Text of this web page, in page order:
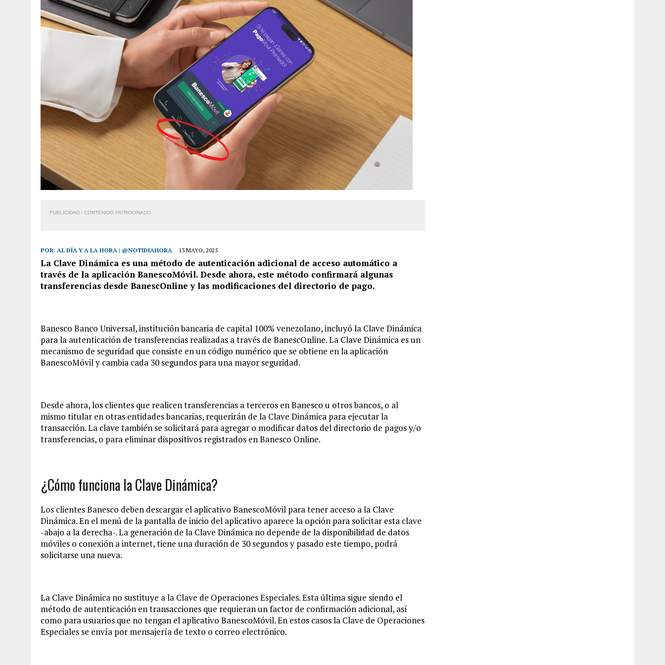
PUBLICIDAD / CONTENIDO PATROCINADO
POR: AL DÍA Y A LA HORA | @NOTIDIAHORA 13 MAYO, 2025
La Clave Dinámica es una método de autenticación adicional de acceso automático a
través de la aplicación BanescoMóvil. Desde ahora, este método confirmará algunas
transferencias desde BanescOnline y las modificaciones del directorio de pago.
Banesco Banco Universal, institución bancaria de capital 100% venezolano, incluyó la Clave Dinámica
para la autenticación de transferencias realizadas a través de BanescOnline. La Clave Dinámica es un
mecanismo de seguridad que consiste en un código numérico que se obtiene en la aplicación
BanescoMóvil y cambia cada 30 segundos para una mayor seguridad.
Desde ahora, los clientes que realicen transferencias a terceros en Banesco u otros bancos, o al
mismo titular en otras entidades bancarias, requerirán de la Clave Dinámica para ejecutar la
transacción. La clave también se solicitará para agregar o modificar datos del directorio de pagos y/o
transferencias, o para eliminar dispositivos registrados en Banesco Online.
¿Cómo funciona la Clave Dinámica?
Los clientes Banesco deben descargar el aplicativo BanescoMóvil para tener acceso a la Clave
Dinámica. En el menú de la pantalla de inicio del aplicativo aparece la opción para solicitar esta clave
-abajo a la derecha-. La generación de la Clave Dinámica no depende de la disponibilidad de datos
móviles o conexión a internet, tiene una duración de 30 segundos y pasado este tiempo, podrá
solicitarse una nueva.
La Clave Dinámica no sustituye a la Clave de Operaciones Especiales. Esta última sigue siendo el
método de autenticación en transacciones que requieran un factor de confirmación adicional, así
como para usuarios que no tengan el aplicativo BanescoMóvil. En estos casos la Clave de Operaciones
Especiales se envía por mensajería de texto o correo electrónico.